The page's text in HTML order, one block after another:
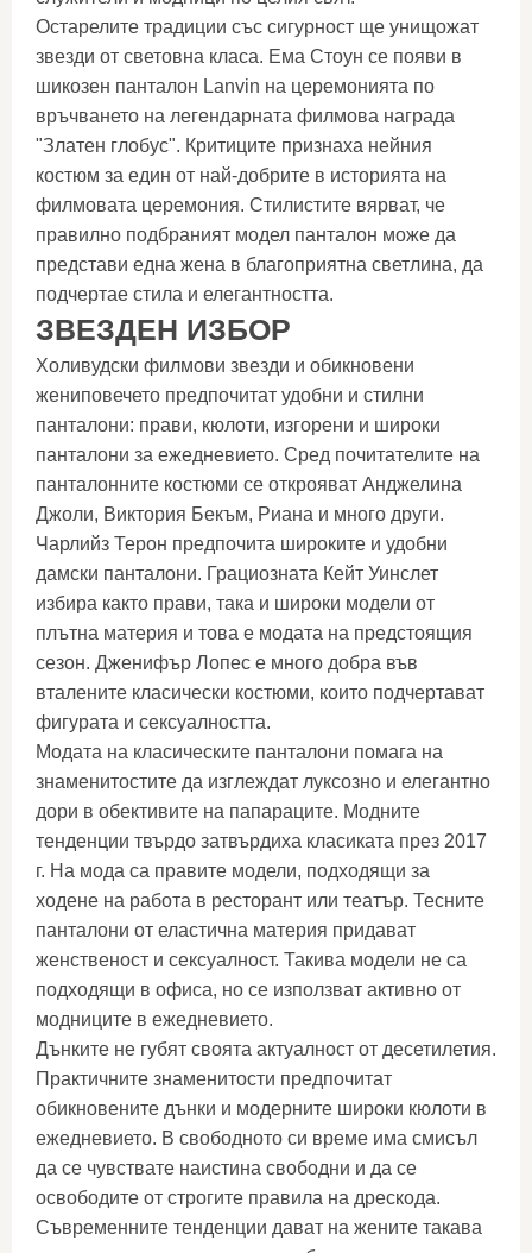
Остарелите традиции със сигурност ще унищожат
звезди от световна класа. Ема Стоун се появи в
шикозен панталон Lanvin на церемонията по
връчването на легендарната филмова награда
"Златен глобус". Критиците признаха нейния
костюм за един от най-добрите в историята на
филмовата церемония. Стилистите вярват, че
правилно подбраният модел панталон може да
представи една жена в благоприятна светлина, да
подчертае стила и елегантността.
ЗВЕЗДЕН ИЗБОР
Холивудски филмови звезди и обикновени
жениповечето предпочитат удобни и стилни
панталони: прави, кюлоти, изгорени и широки
панталони за ежедневието. Сред почитателите на
панталонните костюми се открояват Анджелина
Джоли, Виктория Бекъм, Риана и много други.
Чарлийз Терон предпочита широките и удобни
дамски панталони. Грациозната Кейт Уинслет
избира както прави, така и широки модели от
плътна материя и това е модата на предстоящия
сезон. Дженифър Лопес е много добра във
вталените класически костюми, които подчертават
фигурата и сексуалността.
Модата на класическите панталони помага на
знаменитостите да изглеждат луксозно и елегантно
дори в обективите на папараците. Модните
тенденции твърдо затвърдиха класиката през 2017
г. На мода са правите модели, подходящи за
ходене на работа в ресторант или театър. Тесните
панталони от еластична материя придават
женственост и сексуалност. Такива модели не са
подходящи в офиса, но се използват активно от
модниците в ежедневието.
Дънките не губят своята актуалност от десетилетия.
Практичните знаменитости предпочитат
обикновените дънки и модерните широки кюлоти в
ежедневието. В свободното си време има смисъл
да се чувствате наистина свободни и да се
освободите от строгите правила на дрескода.
Съвременните тенденции дават на жените такава